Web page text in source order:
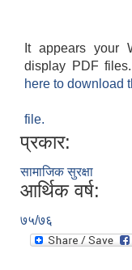
It appears your
display PDF files.
here to download
file.
प्रकार:
सामाजिक सुरक्षा
आर्थिक वर्ष:
७५/७६